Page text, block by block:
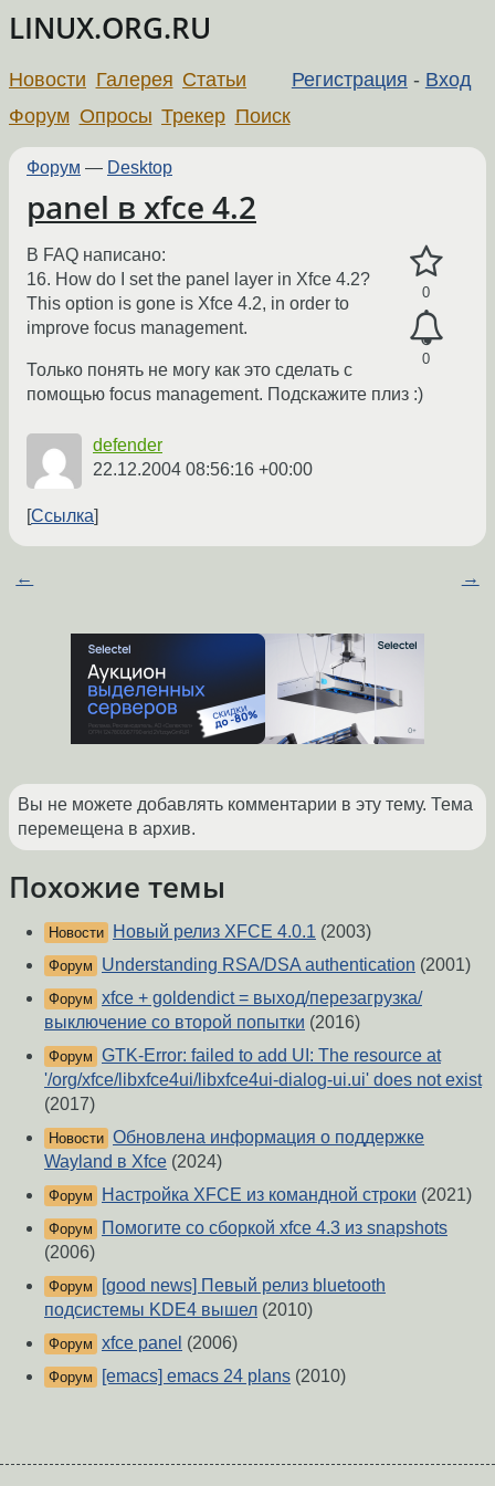
LINUX.ORG.RU
Регистрация - Вход
Новости Галерея Статьи
Форум Опросы Трекер Поиск
Форум — Desktop
panel в xfce 4.2
0
0
В FAQ написано:
16. How do I set the panel layer in Xfce 4.2?
This option is gone is Xfce 4.2, in order to
improve focus management.
Только понять не могу как это сделать с
помощью focus management. Подскажите плиз :)
defender
22.12.2004 08:56:16 +00:00
Ссылка
← →
Вы не можете добавлять комментарии в эту тему. Тема
перемещена в архив.
Похожие темы
Новости Новый релиз XFCE 4.0.1 (2003)
Форум Understanding RSA/DSA authentication (2001)
Форум xfce + goldendict = выход/перезагрузка/
выключение со второй попытки (2016)
Форум GTK-Error: failed to add UI: The resource at
'/org/xfce/libxfce4ui/libxfce4ui-dialog-ui.ui' does not exist
(2017)
Новости Обновлена информация о поддержке
Wayland в Xfce (2024)
Форум Настройка XFCE из командной строки (2021)
Форум
Помогите со сборкой xfce 4.3 из snapshots
(2006)
Форум
[good news] Певый релиз bluetooth
подсистемы KDE4 вышел (2010)
Форум xfce panel (2006)
Форум [emacs] emacs 24 plans (2010)